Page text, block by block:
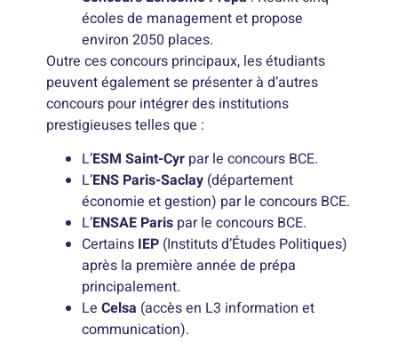
écoles de management et propose
environ 2050 places.
Outre ces concours principaux, les étudiants
peuvent également se présenter à d’autres
concours pour intégrer des institutions
prestigieuses telles que :
L’ESM Saint-Cyr par le concours BCE.
L’ENS Paris-Saclay (département
économie et gestion) par le concours BCE.
L’ENSAE Paris par le concours BCE.
Certains IEP (Instituts d’Études Politiques)
après la première année de prépa
principalement.
LeCelsa (accès en L3 information et
communication).